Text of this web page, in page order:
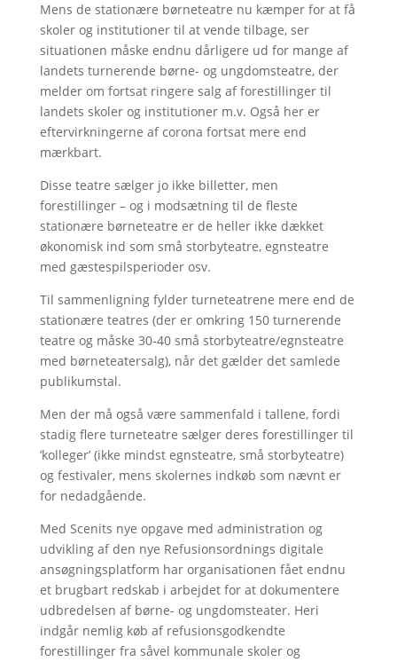
Mens de stationære børneteatre nu kæmper for at få
skoler og institutioner til at vende tilbage, ser
situationen måske endnu dårligere ud for mange af
landets turnerende børne- og ungdomsteatre, der
melder om fortsat ringere salg af forestillinger til
landets skoler og institutioner m.v. Også her er
eftervirkningerne af corona fortsat mere end
mærkbart.
Disse teatre sælger jo ikke billetter, men
forestillinger – og i modsætning til de fleste
stationære børneteatre er de heller ikke dækket
økonomisk ind som små storbyteatre, egnsteatre
med gæstespilsperioder osv.
Til sammenligning fylder turneteatrene mere end de
stationære teatres (der er omkring 150 turnerende
teatre og måske 30-40 små storbyteatre/egnsteatre
med børneteatersalg), når det gælder det samlede
publikumstal.
Men der må også være sammenfald i tallene, fordi
stadig flere turneteatre sælger deres forestillinger til
’kolleger’ (ikke mindst egnsteatre, små storbyteatre)
og festivaler, mens skolernes indkøb som nævnt er
for nedadgående.
Med Scenits nye opgave med administration og
udvikling af den nye Refusionsordnings digitale
ansøgningsplatform har organisationen fået endnu
et brugbart redskab i arbejdet for at dokumentere
udbredelsen af børne- og ungdomsteater. Heri
indgår nemlig køb af refusionsgodkendte
forestillinger fra såvel kommunale skoler og